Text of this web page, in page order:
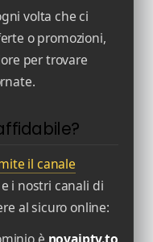
volta che ci
o promozioni,
per trovare
il canale
e i nostri canali di
al sicuro online: